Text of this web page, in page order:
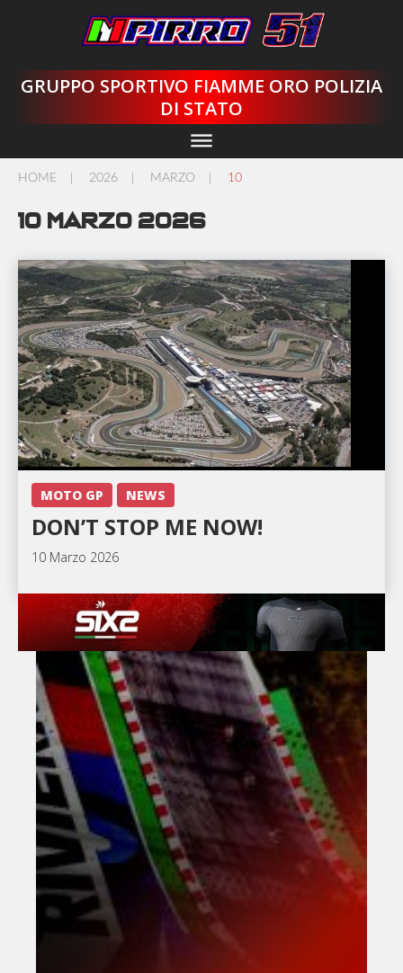
GRUPPO SPORTIVO FIAMME ORO POLIZIA
DI STATO
dehaze
HOME
/
2026
/
MARZO
/
10
10 Marzo 2026
MOTO GP NEWS
DON’T STOP ME NOW!
10 Marzo 2026